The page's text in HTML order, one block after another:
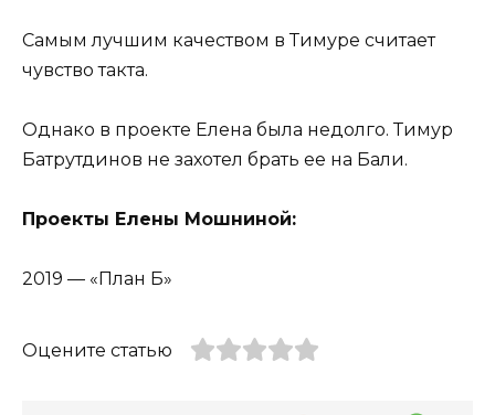
Самым лучшим качеством в Тимуре считает
чувство такта.
Однако в проекте Елена была недолго. Тимур
Батрутдинов не захотел брать ее на Бали.
Проекты Елены Мошниной:
2019 — «План Б»
Оцените статью